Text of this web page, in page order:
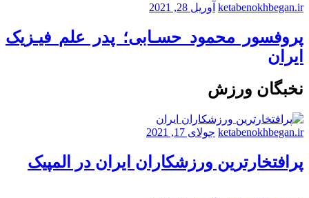
ketabenokhbegan.ir آوریل 28, 2021
پروفسور محمود حسـابی؛ پدر علم فیـزیک
ایران
نخبگان ورزش
ketabenokhbegan.ir جولای 17, 2021
پرافتخارترین ورزشکاران ایران در المپیک